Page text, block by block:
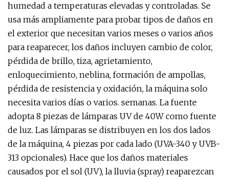
humedad a temperaturas elevadas y controladas. Se
usa más ampliamente para probar tipos de daños en
el exterior que necesitan varios meses o varios años
para reaparecer, los daños incluyen cambio de color,
pérdida de brillo, tiza, agrietamiento,
enloquecimiento, neblina, formación de ampollas,
pérdida de resistencia y oxidación, la máquina solo
necesita varios días o varios. semanas. La fuente
adopta 8 piezas de lámparas UV de 40W como fuente
de luz. Las lámparas se distribuyen en los dos lados
de la máquina, 4 piezas por cada lado (UVA-340 y UVB-
313 opcionales). Hace que los daños materiales
causados ​​por el sol (UV), la lluvia (spray) reaparezcan